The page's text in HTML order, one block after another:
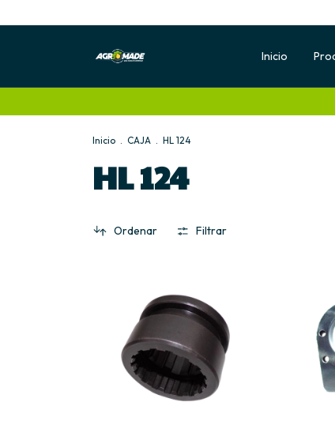
Inicio
Inicio . CAJA . HL 124
HL 124
Ordenar Filtrar